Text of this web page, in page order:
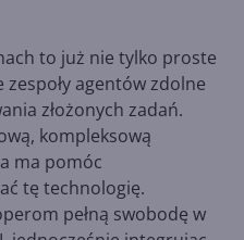
to już nie tylko proste
agentów zdolne
złożonych zadań.
kompleksową
ma pomóc
tę technologię.
pełną swobodę w